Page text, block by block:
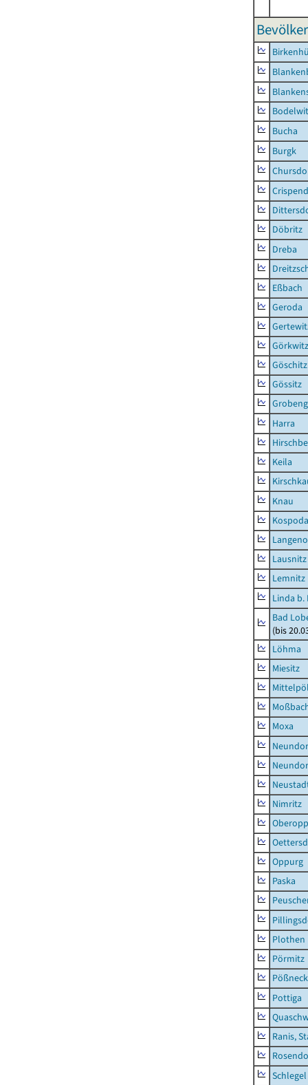
Bucha
Burgk
Döbritz
Dreba
Eßbach
Geroda
Görkwitz
Göschitz
Gössitz
Harra
Keila
Knau
Kospoda
Lemnitz
Linda b.
Bad
(bis
Löhma
Miesitz
Moxa
Nimritz
Oppurg
Paska
Plothen
Pörmitz
Pottiga
Ranis,
Schlegel